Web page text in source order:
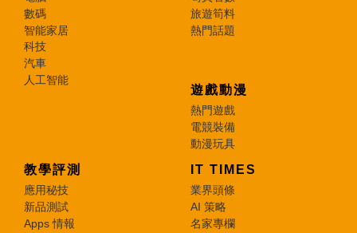
數碼
智能家居
科技
汽車
人工智能
旅遊筍料
熱門話題
遊戲動漫
熱門遊戲
電競裝備
動漫玩具
教學評測
應用秘技
新品測試
Apps 情報
IT TIMES
業界頭條
AI 策略
名家專欄